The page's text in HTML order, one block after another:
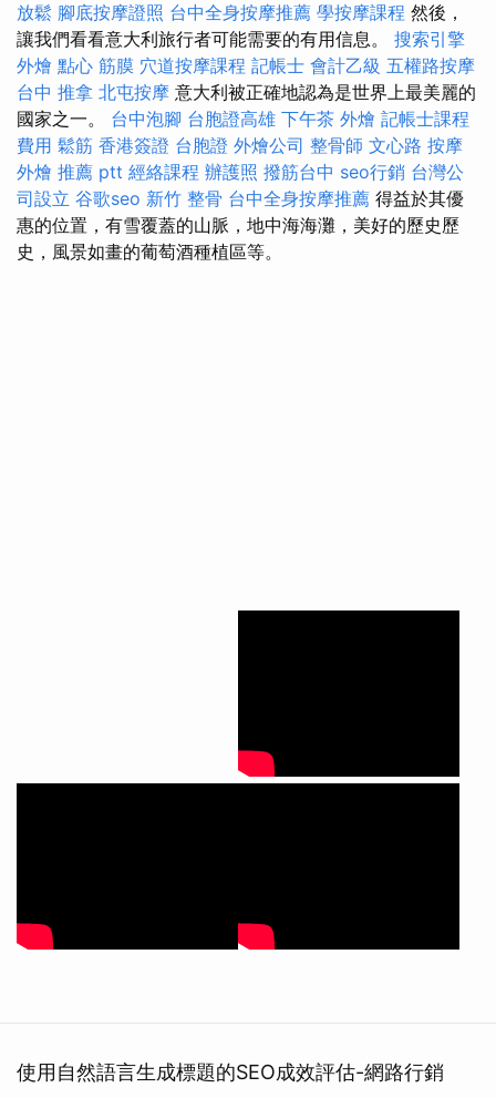
放鬆 腳底按摩證照 台中全身按摩推薦 學按摩課程 然後，
讓我們看看意大利旅行者可能需要的有用信息。 搜索引擎
外燴 點心 筋膜 穴道按摩課程 記帳士 會計乙級 五權路按摩
台中 推拿 北屯按摩 意大利被正確地認為是世界上最美麗的
國家之一。 台中泡腳 台胞證高雄 下午茶 外燴 記帳士課程
費用 鬆筋 香港簽證 台胞證 外燴公司 整骨師 文心路 按摩
外燴 推薦 ptt 經絡課程 辦護照 撥筋台中 seo行銷 台灣公
司設立 谷歌seo 新竹 整骨 台中全身按摩推薦 得益於其優
惠的位置，有雪覆蓋的山脈，地中海海灘，美好的歷史歷
史，風景如畫的葡萄酒種植區等。
使用自然語言生成標題的SEO成效評估-網路行銷